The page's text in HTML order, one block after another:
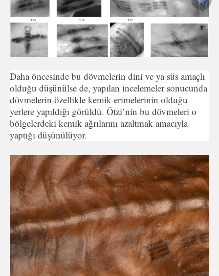
Daha öncesinde bu dövmelerin dini ve ya süs amaçlı
olduğu düşünülse de, yapılan incelemeler sonucunda
dövmelerin özellikle kemik erimelerinin olduğu
yerlere yapıldığı görüldü. Ötzi’nin bu dövmeleri o
bölgelerdeki kemik ağrılarını azaltmak amacıyla
yaptığı düşünülüyor.